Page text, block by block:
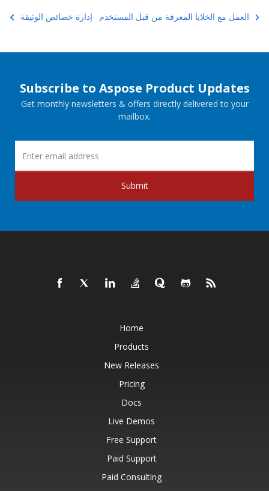
إدارة خصائص الوثيقة العمل مع الخلايا المعرفة من قبل المستخدم
Subscribe to Aspose Product Updates
Get monthly newsletters & offers directly delivered to your
mailbox.
Submit
Home
Products
New Releases
Pricing
Docs
Live Demos
Free Support
Paid Support
Paid Consulting